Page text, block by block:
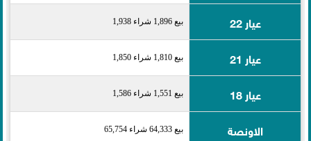
عيار 22 بيع 1,896 شراء 1,938
عيار 21 بيع 1,810 شراء 1,850
عيار 18 بيع 1,551 شراء 1,586
الاونصة بيع 64,333 شراء 65,754